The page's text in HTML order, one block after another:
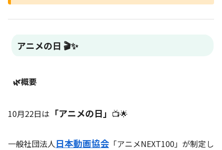
アニメの日 🎬✨
🌿概要
10月22日は 「アニメの日」 📺🌟
一般社団法人 日本動画協会 「アニメNEXT100」が制定し